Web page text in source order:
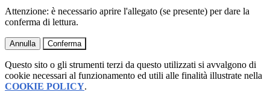
Attenzione: è necessario aprire l'allegato (se presente) per dare la
conferma di lettura.
Annulla Conferma
Questo sito o gli strumenti terzi da questo utilizzati si avvalgono di
cookie necessari al funzionamento ed utili alle finalità illustrate nella
COOKIE POLICY.